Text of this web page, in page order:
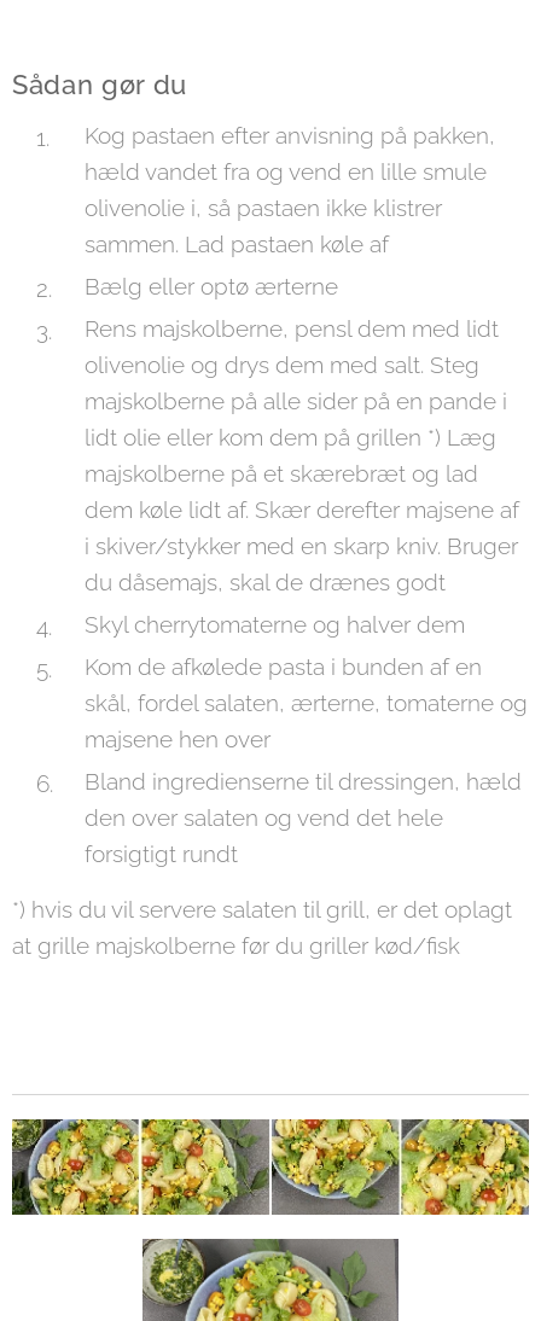
Sådan gør du
Kog pastaen efter anvisning på pakken,
hæld vandet fra og vend en lille smule
olivenolie i, så pastaen ikke klistrer
sammen. Lad pastaen køle af
Bælg eller optø ærterne
Rens majskolberne, pensl dem med lidt
olivenolie og drys dem med salt. Steg
majskolberne på alle sider på en pande i
lidt olie eller kom dem på grillen *) Læg
majskolberne på et skærebræt og lad
dem køle lidt af. Skær derefter majsene af
i skiver/stykker med en skarp kniv. Bruger
du dåsemajs, skal de drænes godt
Skyl cherrytomaterne og halver dem
Kom de afkølede pasta i bunden af en
skål, fordel salaten, ærterne, tomaterne og
majsene hen over
Bland ingredienserne til dressingen, hæld
den over salaten og vend det hele
forsigtigt rundt
*) hvis du vil servere salaten til grill, er det oplagt
at grille majskolberne før du griller kød/fisk